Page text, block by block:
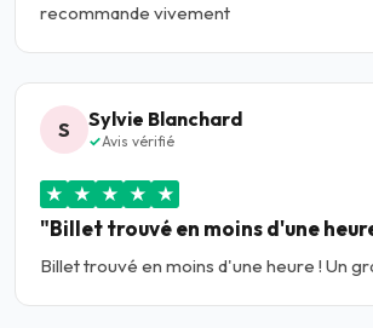
recommande vivement
★ ★ ★ ★ ★
"Billet trouvé en moins d'une
Billet trouvé en moins d'une heure ! Un
S Sylvie Blanchard
Avis vérifié